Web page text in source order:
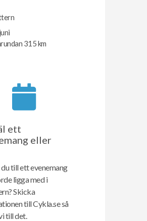
315 km
ett
eller
du till ett evenemang
ligga med i
Skicka
till Cykla.se så
till det.